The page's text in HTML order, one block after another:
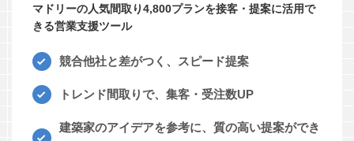
マドリーの人気間取り4,800プランを接客・提案に活用で
きる営業支援ツール
競合他社と差がつく、スピード提案
トレンド間取りで、集客・受注数UP
建築家のアイデアを参考に、質の高い提案ができ